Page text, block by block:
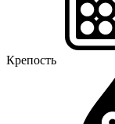
Крепость